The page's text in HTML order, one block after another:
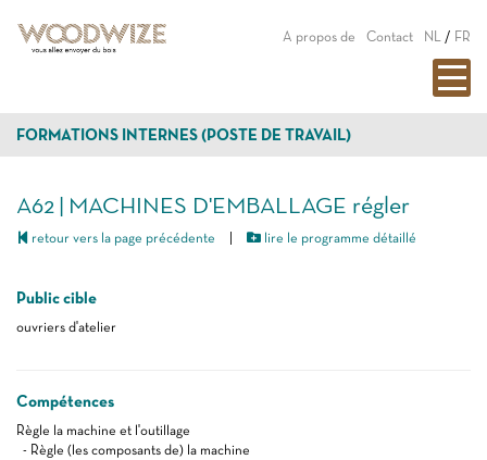
A propos de Contact NL / FR
FORMATIONS INTERNES (POSTE DE TRAVAIL)
A62 | MACHINES D'EMBALLAGE régler
retour vers la page précédente lire le programme détaillé
Public cible
ouvriers d'atelier
Compétences
Règle la machine et l'outillage
- Règle (les composants de) la machine